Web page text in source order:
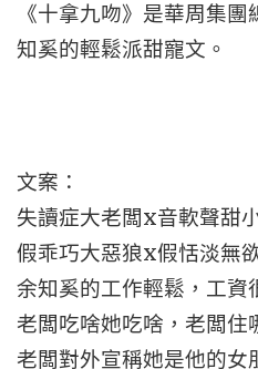
《十拿九吻》是華周集
知奚的輕鬆派甜寵文。
文案：
失讀症大老闆x音軟聲甜
假乖巧大惡狼x假恬淡無
余知奚的工作輕鬆，工資
老闆吃啥她吃啥，老闆住
老闆對外宣稱她是他的女